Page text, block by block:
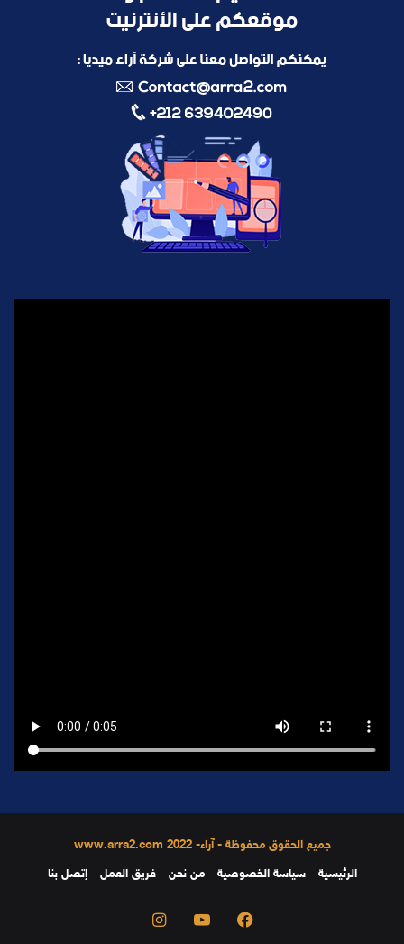
جميع الحقوق محفوظة - آراء- 2022 www.arra2.com
الرئيسية
سياسة الخصوصية من نحن فريق العمل إتصل بنا
فيسبوك يوتيوب